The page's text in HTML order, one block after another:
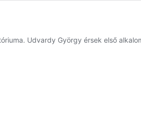
Udvardy György érsek első